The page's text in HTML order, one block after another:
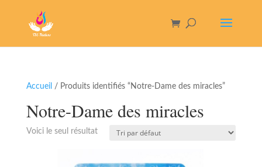
Accueil / Produits identifiés “Notre-Dame des miracles”
Notre-Dame des miracles
Voici le seul résultat